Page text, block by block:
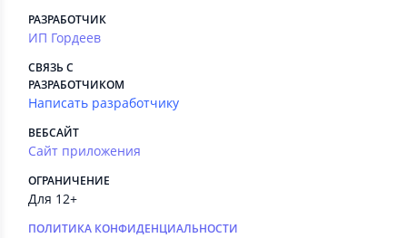
РАЗРАБОТЧИК
ИП Гордеев
СВЯЗЬ С
РАЗРАБОТЧИКОМ
Написать разработчику
ВЕБСАЙТ
Сайт приложения
ОГРАНИЧЕНИЕ
Для 12+
ПОЛИТИКА КОНФИДЕНЦИАЛЬНОСТИ